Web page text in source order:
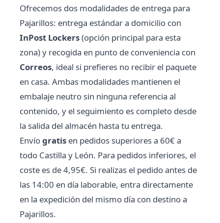
Ofrecemos dos modalidades de entrega para
Pajarillos: entrega estándar a domicilio con
InPost Lockers(opción principal para esta
zona) y recogida en punto de conveniencia con
Correos, ideal si prefieres no recibir el paquete
en casa. Ambas modalidades mantienen el
embalaje neutro sin ninguna referencia al
contenido, y el seguimiento es completo desde
la salida del almacén hasta tu entrega.
Envíogratis en pedidos superiores a 60€ a
todo Castilla y León. Para pedidos inferiores, el
coste es de 4,95€. Si realizas el pedido antes de
las 14:00 en día laborable, entra directamente
en la expedición del mismo día con destino a
Pajarillos.